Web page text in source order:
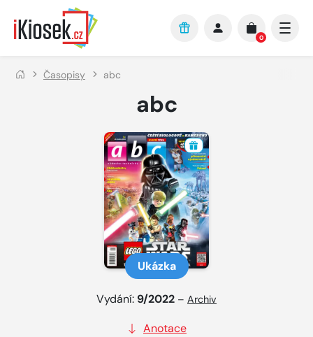
Přejít na hlavní obsah
0
Časopisy abc
abc
Ukázka
Vydání: 9/2022 – Archiv
Anotace